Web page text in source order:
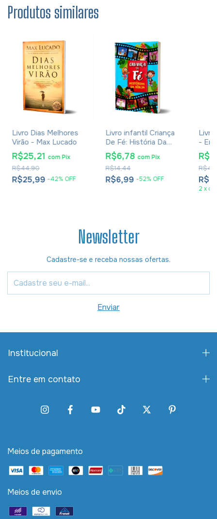
Produtos similares
Livro Dias Melhores
Virão - Max Lucado
R$25,99 -42% OFF
R$44,90
R$25,21 com Pix
Livro infantil Criança
De Fé: História Da
Bíblia
R$6,99 -52% OFF
R$14,44
R$6,78 com Pix
-
2 x de
Newsletter
Cadastre-se e receba nossas ofertas.
Institucional
Entre em contato
Meios de pagamento
Meios de envio